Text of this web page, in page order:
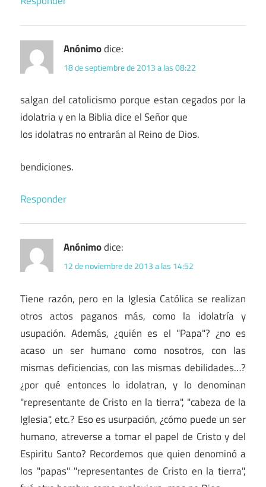
Anónimodice:
18 de septiembre de 2013 a las 08:22
salgan del catolicismo porque estan cegados por la
idolatria y en la Biblia dice el Señor que
los idolatras no entrarán al Reino de Dios.
bendiciones.
Responder
Anónimodice:
12 de noviembre de 2013 a las 14:52
Tiene razón, pero en la Iglesia Católica se realizan
otros actos paganos más, como la idolatría y
usupación. Además, ¿quién es el "Papa"? ¿no es
acaso un ser humano como nosotros, con las
mismas deficiencias, con las mismas debilidades…?
¿por qué entonces lo idolatran, y lo denominan
"representante de Cristo en la tierra", "cabeza de la
Iglesia", etc.? Eso es usurpación, ¿cómo puede un ser
humano, atreverse a tomar el papel de Cristo y del
Espiritu Santo? Recordemos que quien denominó a
los "papas" "representantes de Cristo en la tierra",